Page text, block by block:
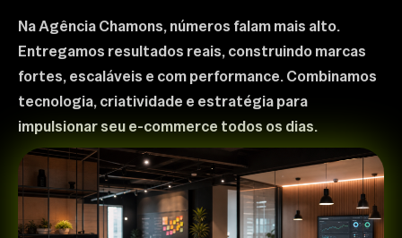
Na Agência Chamons, números falam mais alto.
Entregamos resultados reais, construindo marcas
fortes, escaláveis e com performance. Combinamos
tecnologia, criatividade e estratégia para
impulsionar seu e-commerce todos os dias.